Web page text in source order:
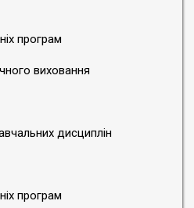
програм
виховання
дисциплін
програм